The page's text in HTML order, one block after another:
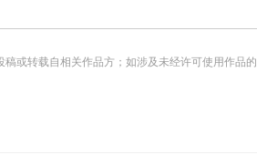
转载自相关作品方；如涉及未经许可使用作品的